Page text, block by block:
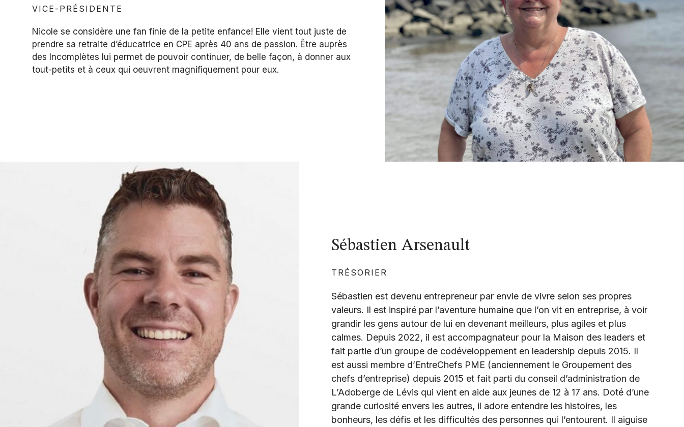
VICE-PRÉSIDENTE
Nicole se considère une fan finie de la petite enfance! Elle vient tout juste de
prendre sa retraite d’éducatrice en CPE après 40 ans de passion. Être auprès
des Incomplètes lui permet de pouvoir continuer, de belle façon, à donner aux
tout-petits et à ceux qui oeuvrent magnifiquement pour eux.
Sébastien Arsenault
TRÉSORIER
Sébastien est devenu entrepreneur par envie de vivre selon ses propres
valeurs. Il est inspiré par l’aventure humaine que l’on vit en entreprise, à voir
grandir les gens autour de lui en devenant meilleurs, plus agiles et plus
calmes. Depuis 2022, il est accompagnateur pour la Maison des leaders et
fait partie d’un groupe de codéveloppement en leadership depuis 2015. Il
est aussi membre d’EntreChefs PME (anciennement le Groupement des
chefs d’entreprise) depuis 2015 et fait parti du conseil d’administration de
L’Adoberge de Lévis qui vient en aide aux jeunes de 12 à 17 ans. Doté d’une
grande curiosité envers les autres, il adore entendre les histoires, les
bonheurs, les défis et les difficultés des personnes qui l’entourent. Il aiguise